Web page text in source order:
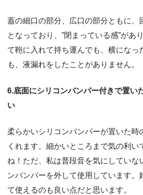
蓋の細口の部分、広口の部分ともに、
となっており、”閉まっている感”があ
て鞄に入れて持ち運んでも、横になっ
も、液漏れをしたことがありません。
6.底面にシリコンバンパー付きで置い
い
柔らかいシリコンバンパーが置いた時
くれます。細かいところまで気の利い
ね！ただ、私は普段音を気にしていな
ンバンパーを外して使用しています。
て使えるのも良い点だと思います。